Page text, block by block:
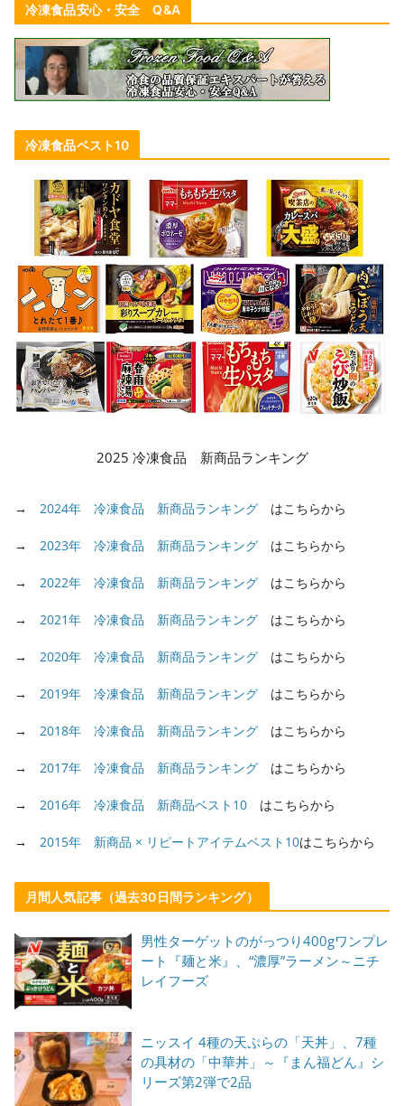
冷凍食品安心・安全 Q&A
冷凍食品ベスト10
2025 冷凍食品 新商品ランキング
→ 2024年 冷凍食品 新商品ランキング はこちらから
→ 2023年 冷凍食品 新商品ランキング はこちらから
→ 2022年 冷凍食品 新商品ランキング はこちらから
→ 2021年 冷凍食品 新商品ランキング はこちらから
→ 2020年 冷凍食品 新商品ランキング はこちらから
→ 2019年 冷凍食品 新商品ランキング はこちらから
→ 2018年 冷凍食品 新商品ランキング はこちらから
→ 2017年 冷凍食品 新商品ランキング はこちらから
→ 2016年 冷凍食品 新商品ベスト10 はこちらから
→ 2015年 新商品 × リピートアイテムベスト10はこちらから
月間人気記事（過去30日間ランキング）
男性ターゲットのがっつり400gワンプレ
ート『麺と米』、“濃厚”ラーメン～ニチ
レイフーズ
ニッスイ 4種の天ぷらの「天丼」、7種
の具材の「中華丼」～『まん福どん』シ
リーズ第2弾で2品